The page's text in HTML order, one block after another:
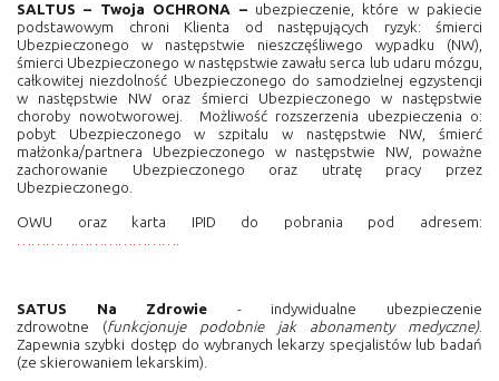
SALTUS – Twoja OCHRONA –ubezpieczenie, które w pakiecie
podstawowym chroni Klienta od następujących ryzyk: śmierci
Ubezpieczonego w następstwie nieszczęśliwego wypadku (NW),
śmierci Ubezpieczonego w następstwie zawału serca lub udaru mózgu,
całkowitej niezdolność Ubezpieczonego do samodzielnej egzystencji
w następstwie NW oraz śmierci Ubezpieczonego w następstwie
choroby nowotworowej.
Możliwość rozszerzenia ubezpieczenia o:
pobyt Ubezpieczonego w szpitalu w następstwie NW, śmierć
małżonka/partnera Ubezpieczonego w następstwie NW, poważne
zachorowanie Ubezpieczonego oraz utratę pracy przez
Ubezpieczonego.
OWU oraz karta IPID do pobrania pod adresem:
…………………………….
SATUS Na Zdrowie - indywidualne ubezpieczenie
zdrowotne (funkcjonuje podobnie jak abonamenty medyczne).
Zapewnia szybki dostęp do wybranych lekarzy specjalistów lub badań
(ze skierowaniem lekarskim).